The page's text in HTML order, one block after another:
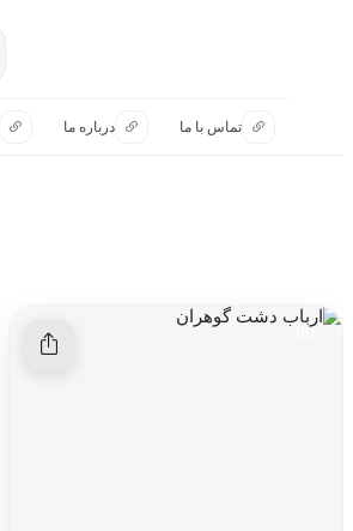
تماس با ما درباره ما